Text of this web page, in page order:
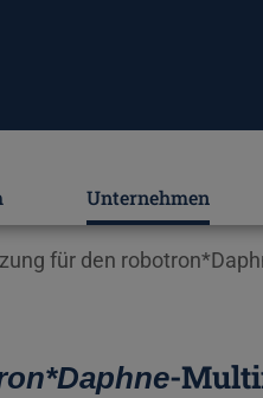
Unternehmen
für den
-